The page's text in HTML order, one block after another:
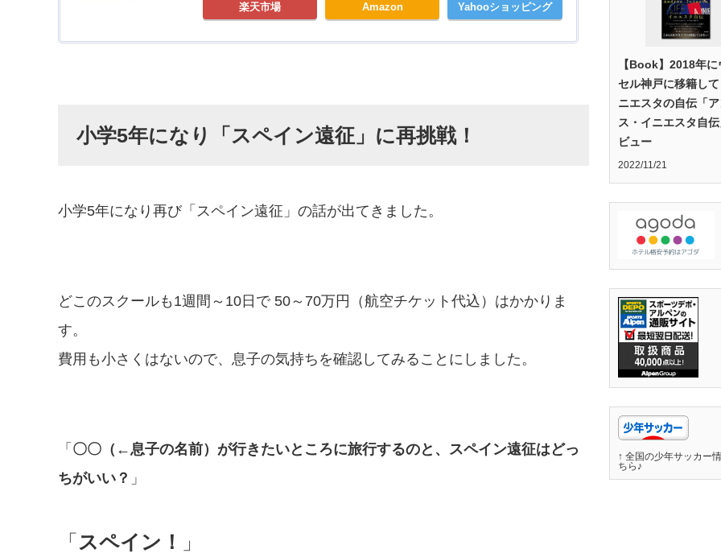
楽天市場 Amazon Yahooショッピング
小学5年になり「スペイン遠征」に再挑戦！
小学5年になり再び「スペイン遠征」の話が出てきました。
どこのスクールも1週間～10日で 50～70万円（航空チケット代込）はかかりま
す。
費用も小さくはないので、息子の気持ちを確認してみることにしました。
「 〇〇（←息子の名前）が行きたいところに旅行するのと、スペイン遠征はどっ
ちがいい？ 」
「 スペイン！ 」
【Book】2018年
セル神戸に移籍し
ニエスタの自伝「
ス・イニエスタ自
ビュー
2022/11/21
↑ 全国の少年サッカー
ちら♪